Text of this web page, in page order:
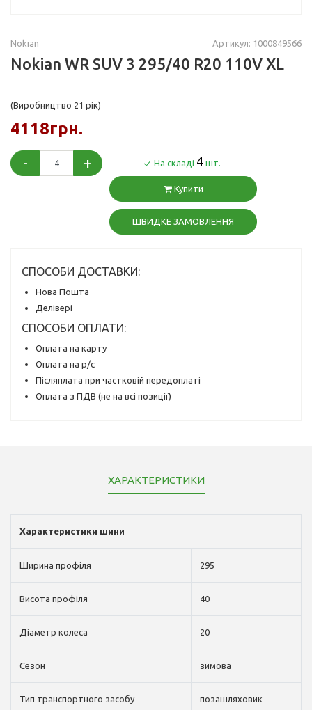
Nokian Артикул: 1000849566
Nokian WR SUV 3 295/40 R20 110V XL
(Виробництво 21 рік)
4118грн.
- + На складі 4 шт.
Купити
ШВИДКЕ ЗАМОВЛЕННЯ
СПОСОБИ ДОСТАВКИ:
Нова Пошта
Делівері
СПОСОБИ ОПЛАТИ:
Оплата на карту
Оплата на р/с
Післяплата при частковій передоплаті
Оплата з ПДВ (не на всі позиції)
ХАРАКТЕРИСТИКИ
Характеристики шини
Ширина профіля 295
Висота профіля 40
Діаметр колеса 20
Сезон зимова
Тип транспортного засобу позашляховик